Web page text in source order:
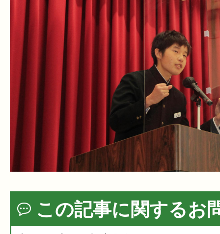
この記事に関するお